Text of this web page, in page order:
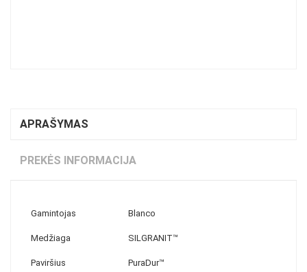
APRAŠYMAS
PREKĖS INFORMACIJA
Gamintojas Blanco
Medžiaga SILGRANIT™
Paviršius PuraDur™